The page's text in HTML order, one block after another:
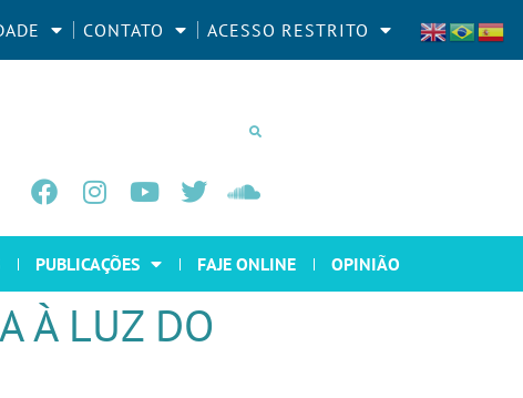
CONTATO ACESSO RESTRITO
PUBLICAÇÕES FAJE ONLINE OPINIÃO
À LUZ DO